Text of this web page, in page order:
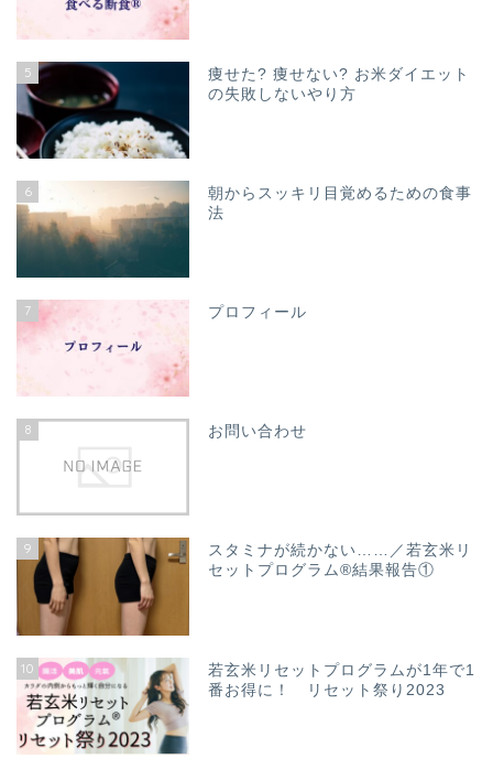
5
痩せた? 痩せない? お米ダイエット
の失敗しないやり方
6
朝からスッキリ目覚めるための食事
法
7 プロフィール
8 お問い合わせ
9
スタミナが続かない……／若玄米リ
セットプログラム®結果報告①
10
若玄米リセットプログラムが1年で1
番お得に！ リセット祭り2023